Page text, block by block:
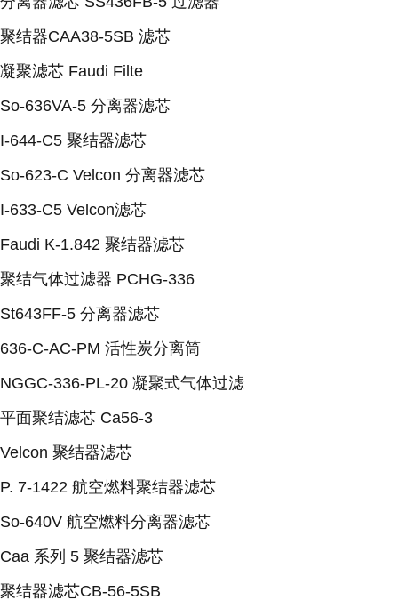
聚结器CAA38-5SB 滤芯
凝聚滤芯 Faudi Filte
So-636VA-5 分离器滤芯
I-644-C5 聚结器滤芯
So-623-C Velcon 分离器滤芯
I-633-C5 Velcon滤芯
Faudi K-1.842 聚结器滤芯
聚结气体过滤器 PCHG-336
St643FF-5 分离器滤芯
636-C-AC-PM 活性炭分离筒
NGGC-336-PL-20 凝聚式气体过滤
平面聚结滤芯 Ca56-3
Velcon 聚结器滤芯
P. 7-1422 航空燃料聚结器滤芯
So-640V 航空燃料分离器滤芯
Caa 系列 5 聚结器滤芯
聚结器滤芯CB-56-5SB